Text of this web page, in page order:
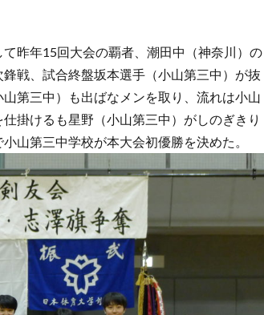
昨年15回大会の覇者、潮田中（神奈川）の
戦、試合終盤坂本選手（小山第三中）が抜
第三中）も出ばなメンを取り、流れは小山
掛けるも星野（小山第三中）がしのぎきり
山第三中学校が本大会初優勝を決めた。